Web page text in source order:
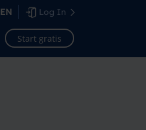
EN Log In
Start gratis